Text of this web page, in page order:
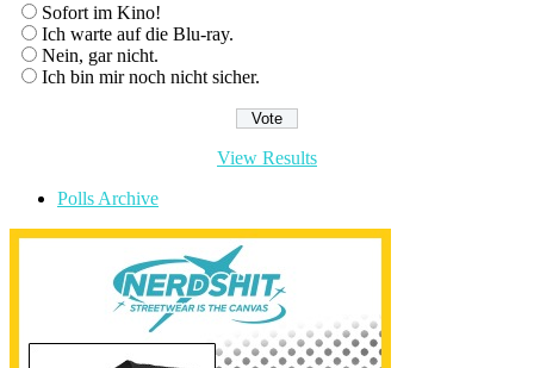
Sofort im Kino!
Ich warte auf die Blu-ray.
Nein, gar nicht.
Ich bin mir noch nicht sicher.
View Results
Polls Archive